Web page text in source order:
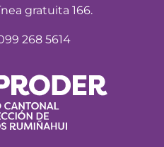
gratuita 166.
268 5614